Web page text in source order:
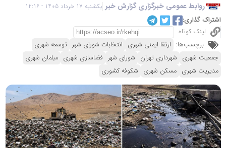
روابط عمومی خبرگزاری گزارش خبر یکشنبه 17 خرداد 1405 - 12:16
اشتراک گذاری:
لینک کوتاه
برچسب‌ها: ارتقا ایمنی شهری انتخابات شورای شهر توسعه شهری
جمعیت شهری شهرداری تهران شورای شهر فضاسازی شهری مبلمان شهری
مدیریت شهری مسکن شهری شکوفه کشوری